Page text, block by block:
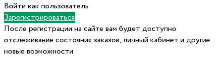
Войти как пользователь
Зарегистрироваться
После регистрации на сайте вам будет доступно
отслеживание состояния заказов, личный кабинет и другие
новые возможности